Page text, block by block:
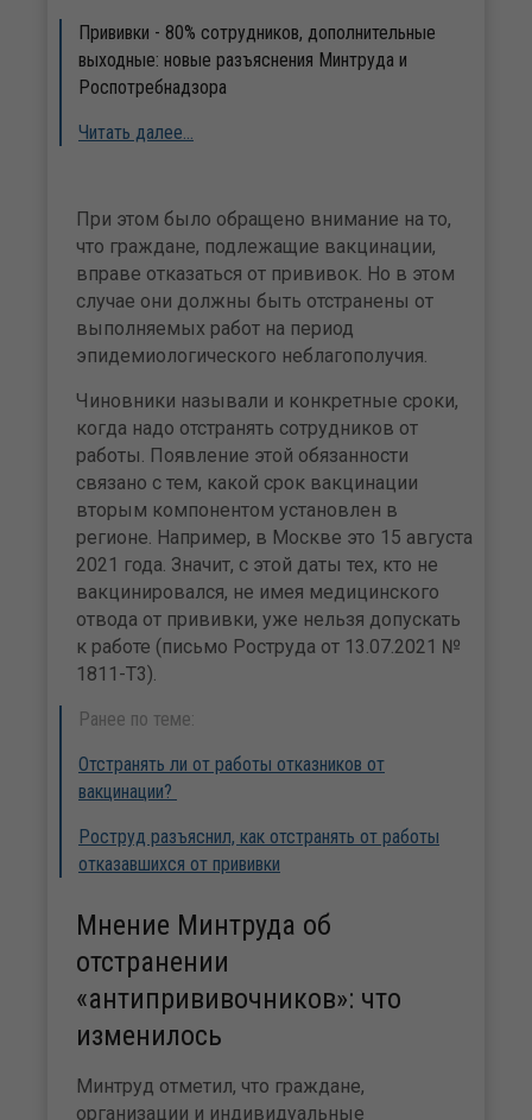
Прививки - 80% сотрудников, дополнительные
выходные: новые разъяснения Минтруда и
Роспотребнадзора
Читать далее…
При этом было обращено внимание на то,
что граждане, подлежащие вакцинации,
вправе отказаться от прививок. Но в этом
случае они должны быть отстранены от
выполняемых работ на период
эпидемиологического неблагополучия.
Чиновники называли и конкретные сроки,
когда надо отстранять сотрудников от
работы. Появление этой обязанности
связано с тем, какой срок вакцинации
вторым компонентом установлен в
регионе. Например, в Москве это 15 августа
2021 года. Значит, с этой даты тех, кто не
вакцинировался, не имея медицинского
отвода от прививки, уже нельзя допускать
к работе (письмо Роструда от 13.07.2021 №
1811-Т3).
Ранее по теме:
Отстранять ли от работы отказников от
вакцинации?
Роструд разъяснил, как отстранять от работы
отказавшихся от прививки
Мнение Минтруда об
отстранении
«антипрививочников»: что
изменилось
Минтруд отметил, что граждане,
организации и индивидуальные